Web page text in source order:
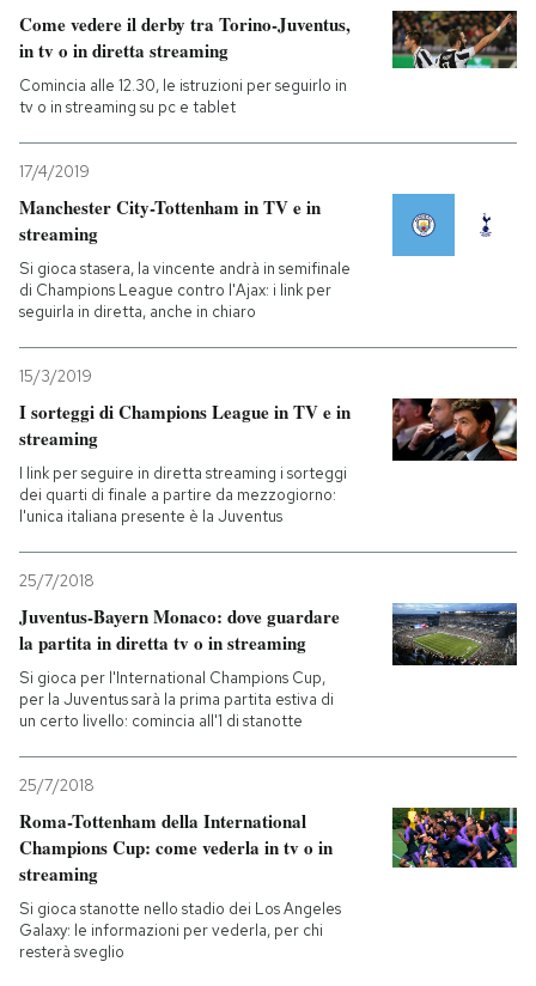
Come vedere il derby tra Torino-Juventus,
in tv o in diretta streaming
Comincia alle 12.30, le istruzioni per seguirlo in
tv o in streaming su pc e tablet
17/4/2019
Manchester City-Tottenham in TV e in
streaming
Si gioca stasera, la vincente andrà in semifinale
di Champions League contro l'Ajax: i link per
seguirla in diretta, anche in chiaro
15/3/2019
I sorteggi di Champions League in TV e in
streaming
I link per seguire in diretta streaming i sorteggi
dei quarti di finale a partire da mezzogiorno:
l'unica italiana presente è la Juventus
25/7/2018
Juventus-Bayern Monaco: dove guardare
la partita in diretta tv o in streaming
Si gioca per l'International Champions Cup,
per la Juventus sarà la prima partita estiva di
un certo livello: comincia all'1 di stanotte
25/7/2018
Roma-Tottenham della International
Champions Cup: come vederla in tv o in
streaming
Si gioca stanotte nello stadio dei Los Angeles
Galaxy: le informazioni per vederla, per chi
resterà sveglio